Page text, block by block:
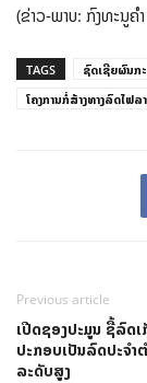
(ຂ່າວ-ພາບ: ກົງທະນູຄ
TAGS ຊົດເຊີຍຜົນກ
ໂຄງການກໍ່ສ້າງທາງລົດໄຟລ
Previous article
ເປີດຊອງປະມູນ ຊື້ລົດເ
ປະກອບເປັນລົດປະຈໍາ
ລະດັບສູງ